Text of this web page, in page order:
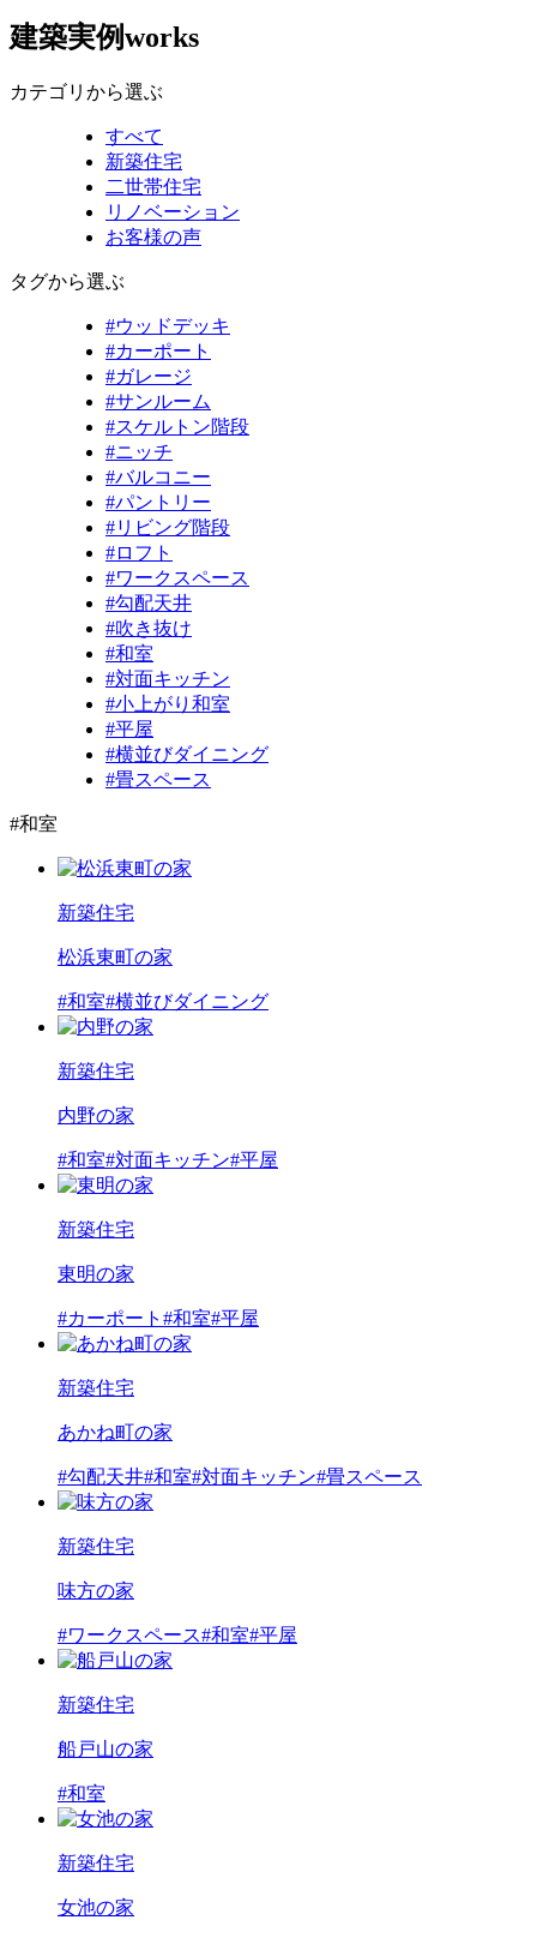
建築実例works
カテゴリから選ぶ
すべて
新築住宅
二世帯住宅
リノベーション
お客様の声
タグから選ぶ
#ウッドデッキ
#カーポート
#ガレージ
#サンルーム
#スケルトン階段
#ニッチ
#バルコニー
#パントリー
#リビング階段
#ロフト
#ワークスペース
#勾配天井
#吹き抜け
#和室
#対面キッチン
#小上がり和室
#平屋
#横並びダイニング
#畳スペース
#和室
新築住宅
松浜東町の家
#和室#横並びダイニング
新築住宅
内野の家
#和室#対面キッチン#平屋
新築住宅
東明の家
#カーポート #和室#平屋
新築住宅
あかね町の家
#勾配天井#和室#対面キッチン#畳スペース
新築住宅
味方の家
#ワークスペース#和室#平屋
新築住宅
船戸山の家
#和室
新築住宅
女池の家